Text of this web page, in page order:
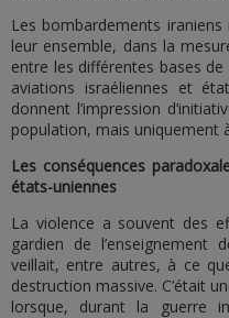
Les bombardements
leur ensemble, dans la
entre les différentes bases
aviations israéliennes et
donnent l’impression
population, mais uniquement
Les conséquences
états-uniennes
La violence a souvent des
gardien de
veillait, entre autres, à ce
destruction massive. C’était
lorsque, durant la guerre